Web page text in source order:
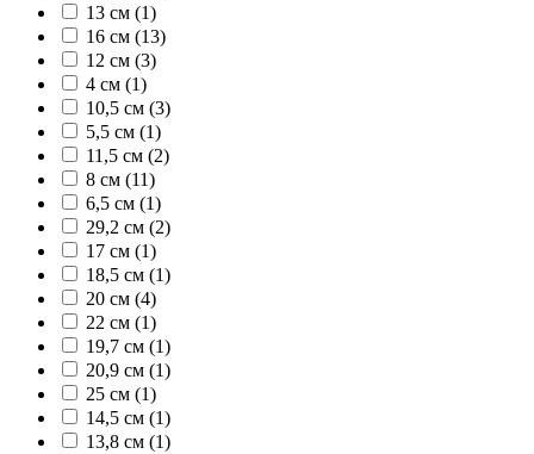
13 см (1)
16 см (13)
12 см (3)
4 см (1)
10,5 см (3)
5,5 см (1)
11,5 см (2)
8 см (11)
6,5 см (1)
29,2 см (2)
17 см (1)
18,5 см (1)
20 см (4)
22 см (1)
19,7 см (1)
20,9 см (1)
25 см (1)
14,5 см (1)
13,8 см (1)